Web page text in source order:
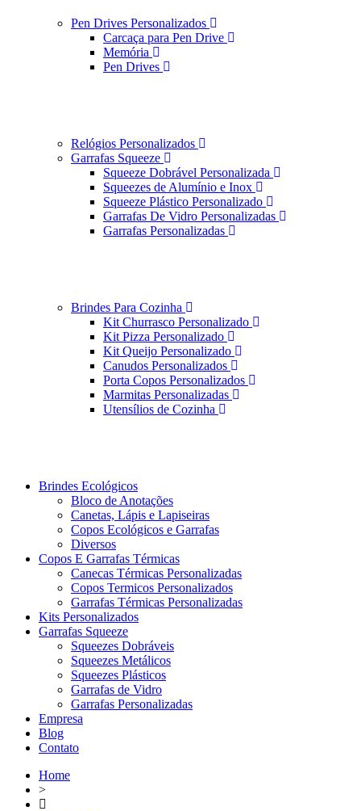
Pen Drives Personalizados
Carcaça para Pen Drive
Memória
Pen Drives
Relógios Personalizados
Garrafas Squeeze
Squeeze Dobrável Personalizada
Squeezes de Alumínio e Inox
Squeeze Plástico Personalizado
Garrafas De Vidro Personalizadas
Garrafas Personalizadas
Brindes Para Cozinha
Kit Churrasco Personalizado
Kit Pizza Personalizado
Kit Queijo Personalizado
Canudos Personalizados
Porta Copos Personalizados
Marmitas Personalizadas
Utensílios de Cozinha
Brindes Ecológicos
Bloco de Anotações
Canetas, Lápis e Lapiseiras
Copos Ecológicos e Garrafas
Diversos
Copos E Garrafas Térmicas
Canecas Térmicas Personalizadas
Copos Termicos Personalizados
Garrafas Térmicas Personalizadas
Kits Personalizados
Garrafas Squeeze
Squeezes Dobráveis
Squeezes Metálicos
Squeezes Plásticos
Garrafas de Vidro
Garrafas Personalizadas
Empresa
Blog
Contato
Home
>